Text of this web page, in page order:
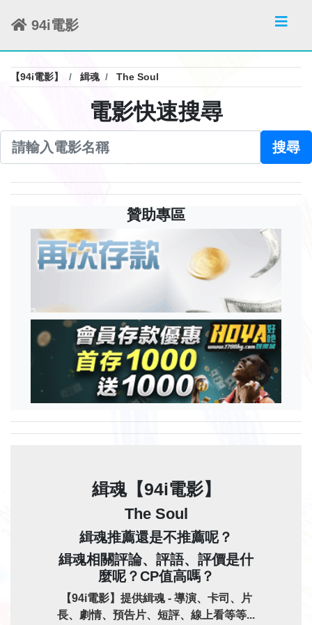
94i電影
【94i電影】 緝魂 The Soul
電影快速搜尋
搜尋
贊助專區
緝魂【94i電影】
The Soul
緝魂推薦還是不推薦呢？
緝魂相關評論、評語、評價是什
麼呢？CP值高嗎？
【94i電影】提供緝魂 - 導演、卡司、片
長、劇情、預告片、短評、線上看等等...